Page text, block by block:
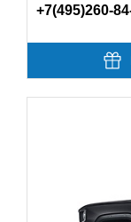
+7(495)260-